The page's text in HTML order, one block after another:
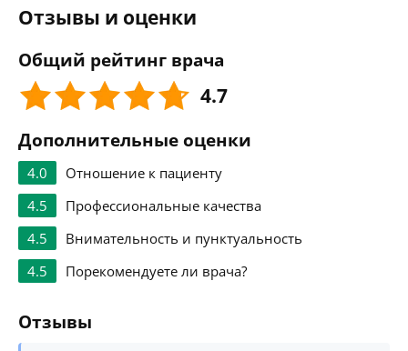
Отзывы и оценки
Общий рейтинг врача
4.7
Дополнительные оценки
4.0
Отношение к пациенту
4.5
Профессиональные качества
4.5
Внимательность и пунктуальность
4.5
Порекомендуете ли врача?
Отзывы